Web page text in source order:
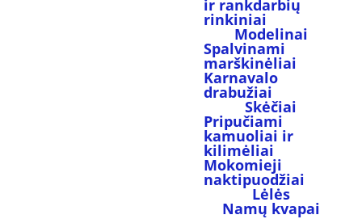
ir rankdarbių
rinkiniai
Modelinai
Spalvinami
marškinėliai
Karnavalo
drabužiai
Skėčiai
Pripučiami
kamuoliai ir
kilimėliai
Mokomieji
naktipuodžiai
Lėlės
Namų kvapai